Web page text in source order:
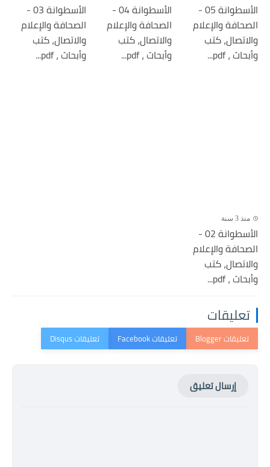
الأسطوانة 05 -
الصحافة والإعلام
والاتصال، كتب
وأبحاث ، pdf...
الأسطوانة 04 -
الصحافة والإعلام
والاتصال، كتب
وأبحاث ، pdf...
الأسطوانة 03 -
الصحافة والإعلام
والاتصال، كتب
وأبحاث ، pdf...
منذ 3 سنة
الأسطوانة 02 -
الصحافة والإعلام
والاتصال، كتب
وأبحاث ، pdf...
تعليقات
إرسال تعليق